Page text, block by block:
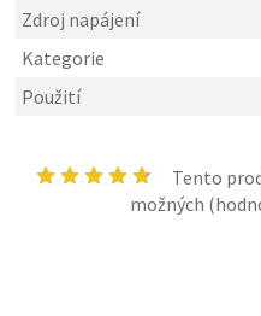
Zdroj napájení
Kategorie
Použití
Tento
možných